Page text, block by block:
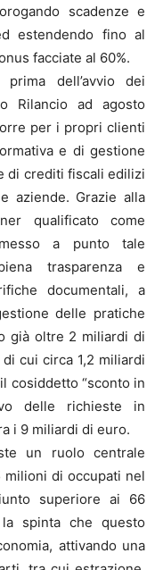
scadenze e
estendendo fino al
facciate al 60%.
dell’avvio dei
Rilancio ad agosto
per i propri clienti
e di gestione
di crediti fiscali edilizi
aziende. Grazie alla
qualificato come
a punto tale
trasparenza e
documentali, a
delle pratiche
già oltre 2 miliardi di
cui circa 1,2 miliardi
cosiddetto “sconto in
delle richieste in
i 9 miliardi di euro.
un ruolo centrale
milioni di occupati nel
superiore ai 66
spinta che questo
attivando una